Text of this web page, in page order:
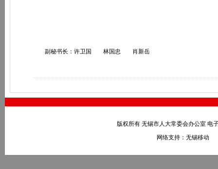
副秘书长：许卫国 林国忠 肖新岳
版权所有 无锡市人大常委会办公室 电
网络支持：无锡移动